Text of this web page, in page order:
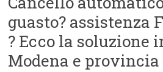
guasto? assistenza
? Ecco la soluzione
Modena e provincia